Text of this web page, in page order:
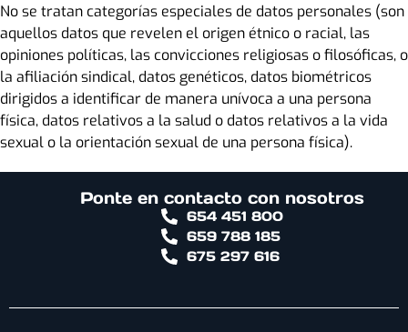
No se tratan categorías especiales de datos personales (son
aquellos datos que revelen el origen étnico o racial, las
opiniones políticas, las convicciones religiosas o filosóficas, o
la afiliación sindical, datos genéticos, datos biométricos
dirigidos a identificar de manera unívoca a una persona
física, datos relativos a la salud o datos relativos a la vida
sexual o la orientación sexual de una persona física).
Ponte en contacto con nosotros
654 451 800
659 788 185
675 297 616